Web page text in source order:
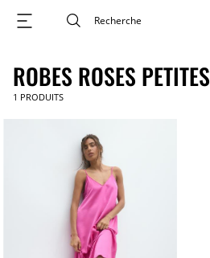
ROBES ROSES PETITES
1 PRODUITS